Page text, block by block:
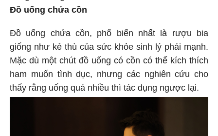
Đồ uống chứa cồn
Đồ uống chứa cồn, phổ biến nhất là rượu bia
giống như kẻ thù của sức khỏe sinh lý phái mạnh.
Mặc dù một chút đồ uống có cồn có thể kích thích
ham muốn tình dục, nhưng các nghiên cứu cho
thấy rằng uống quá nhiều thì tác dụng ngược lại.